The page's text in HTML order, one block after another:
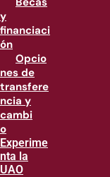
y
financiaci
ón
Opcio
nes de
transfere
ncia y
cambi
o
Experime
nta la
UAO